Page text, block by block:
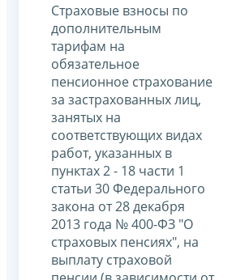
Страховые взносы по
дополнительным
тарифам на
обязательное
пенсионное страхование
за застрахованных лиц,
занятых на
соответствующих видах
работ, указанных в
пунктах 2 - 18 части 1
статьи 30 Федерального
закона от 28 декабря
2013 года № 400-ФЗ "О
страховых пенсиях", на
выплату страховой